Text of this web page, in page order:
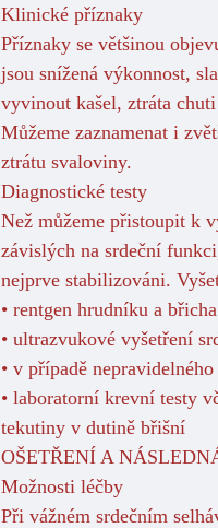
Klinické příznaky
Příznaky se většinou
jsou snížená výkonnost,
vyvinout kašel, ztráta
Můžeme zaznamenat i
ztrátu svaloviny.
Diagnostické testy
Než můžeme přistoupit k
závislých na srdeční
nejprve stabilizováni.
• rentgen hrudníku a břicha
• ultrazvukové vyšetření
• v případě
• laboratorní krevní testy
tekutiny v dutině břišní
OŠETŘENÍ A
Možnosti léčby
Při vážném srdečním